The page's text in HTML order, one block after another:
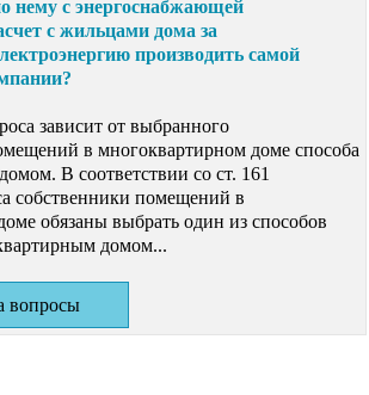
нему с энергоснабжающей
с жильцами дома за
производить самой
зависит от выбранного
в многоквартирном доме способа
В соответствии со ст. 161
собственники помещений в
обязаны выбрать один из способов
домом...
вопросы